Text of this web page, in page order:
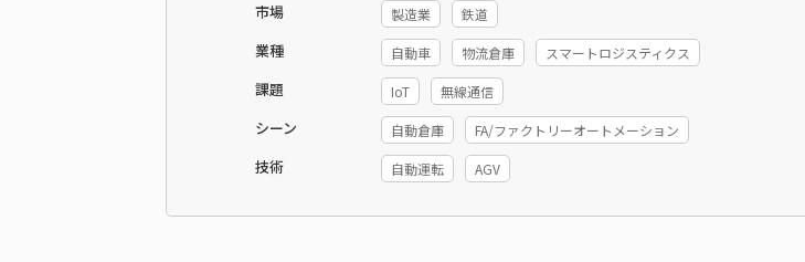
市場 製造業 鉄道
業種 自動車 物流倉庫 スマートロジスティクス
課題 IoT 無線通信
シーン 自動倉庫 FA/ファクトリーオートメーション
技術 自動運転 AGV